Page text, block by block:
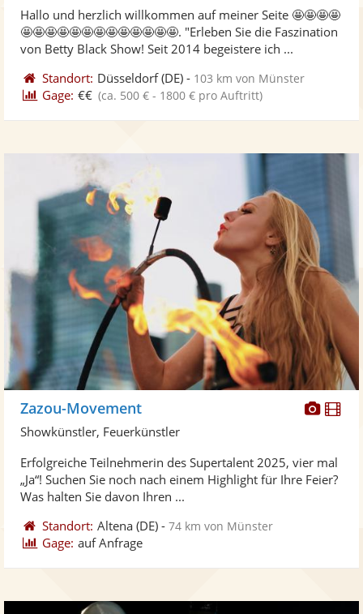
Fotos
5
Hallo und herzlich willkommen auf meiner Seite 🤩🤩🤩🤩
🤩🤩🤩🤩🤩🤩🤩🤩🤩🤩🤩🤩🤩. "Erleben Sie die Faszination
von Betty Black Show! Seit 2014 begeistere ich ...
Standort: Düsseldorf(DE) - 103 km von Münster
Gage: €€ (ca. 500 € - 1800 € pro Auftritt)
Fotos
Zazou-Movement
Showkünstler, Feuerkünstler
Erfolgreiche Teilnehmerin des Supertalent 2025, vier mal
„Ja“! Suchen Sie noch nach einem Highlight für Ihre Feier?
Was halten Sie davon Ihren ...
Standort: Altena (DE) -74 km von Münster
Gage: auf Anfrage